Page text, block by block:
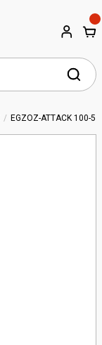
EGZOZ-ATTACK 100-5